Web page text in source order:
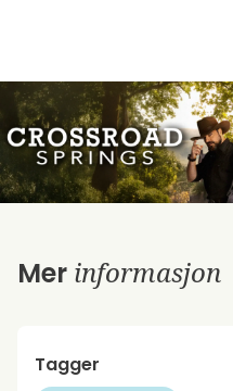
Mer informasjon
Tagger